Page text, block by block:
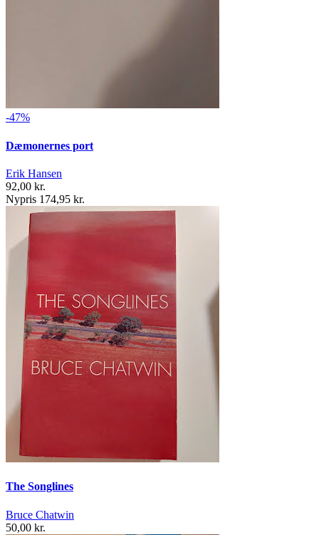
-47%
Dæmonernes port
Erik Hansen
92,00 kr.
Nypris 174,95 kr.
The Songlines
Bruce Chatwin
50,00 kr.